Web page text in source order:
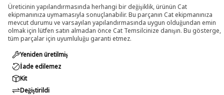
Üreticinin yapılandırmasında herhangi bir değişiklik, ürünün Cat
ekipmanınıza uymamasıyla sonuçlanabilir. Bu parçanın Cat ekipmanınıza
mevcut durumu ve varsayılan yapılandırmasında uygun olduğundan emin
olmak için lütfen satın almadan önce Cat Temsilcinize danışın. Bu gösterge,
tüm parçalar için uyumluluğu garanti etmez.
Yeniden üretilmiş
İade edilemez
Kit
Değiştirildi